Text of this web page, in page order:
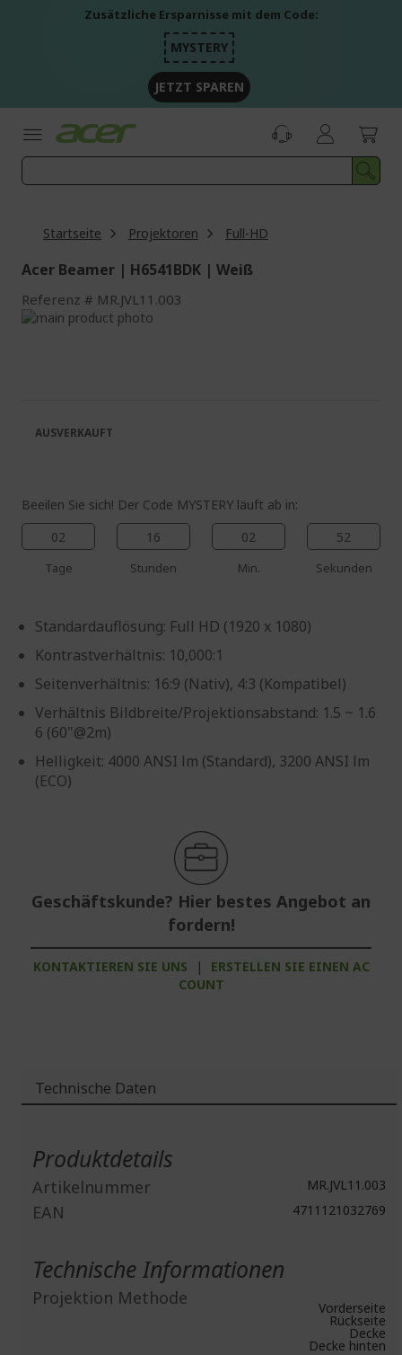
Zusätzliche Ersparnisse mit dem Code:
MYSTERY
JETZT SPAREN
Startseite Projektoren Full-HD
Acer Beamer | H6541BDK | Weiß
Referenz MR.JVL11.003
Zum
Beeilen Sie sich! Der Code MYSTERY läuft ab in:
02
Tage
16
Stunden
02
Min.
52
Sekunden
Standardauflösung: Full HD (1920 x 1080)
Kontrastverhältnis: 10,000:1
Seitenverhältnis: 16:9 (Nativ), 4:3 (Kompatibel)
Verhältnis Bildbreite/Projektionsabstand: 1.5 ~ 1.6
6 (60"@2m)
Helligkeit: 4000 ANSI lm (Standard), 3200 ANSI lm
(ECO)
Geschäftskunde? Hier bestes Angebot an
fordern!
KONTAKTIEREN SIE UNS |
ERSTELLEN SIE EINEN AC
COUNT
AUSVERKAUFT
Technische Daten
Produktdetails
Artikelnummer MR.JVL11.003
EAN 4711121032769
Technische Informationen
Projektion Methode Vorderseite
Rückseite
Decke
Decke hinten